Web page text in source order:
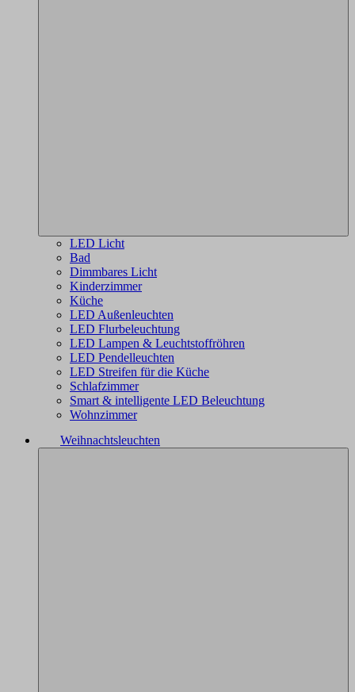
LED Licht
Bad
Dimmbares Licht
Kinderzimmer
Küche
LED Außenleuchten
LED Flurbeleuchtung
LED Lampen & Leuchtstoffröhren
LED Pendelleuchten
LED Streifen für die Küche
Schlafzimmer
Smart & intelligente LED Beleuchtung
Wohnzimmer
Weihnachtsleuchten